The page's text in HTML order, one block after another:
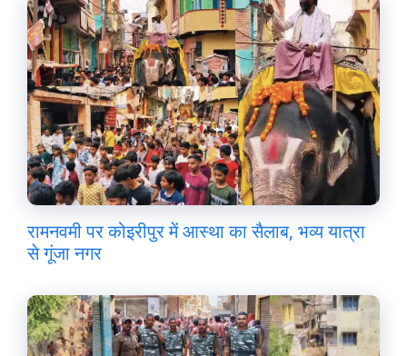
रामनवमी पर कोइरीपुर में आस्था का सैलाब, भव्य यात्रा
से गूंजा नगर